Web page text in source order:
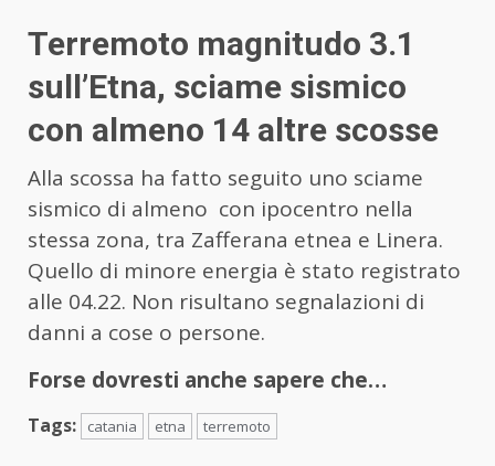
Terremoto magnitudo 3.1
sull’Etna, sciame sismico
con almeno 14 altre scosse
Alla scossa ha fatto seguito uno sciame
sismico di almeno con ipocentro nella
stessa zona, tra Zafferana etnea e Linera.
Quello di minore energia è stato registrato
alle 04.22. Non risultano segnalazioni di
danni a cose o persone.
Forse dovresti anche sapere che…
Tags: catania etna terremoto